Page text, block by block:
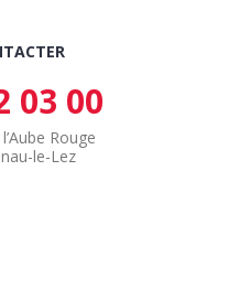
03 00
Rouge
le-Lez